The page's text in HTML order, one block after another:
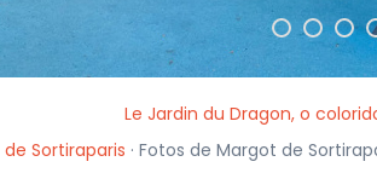
Le Jardin du Dragon, o
Sortiraparis · Fotos de Margot de